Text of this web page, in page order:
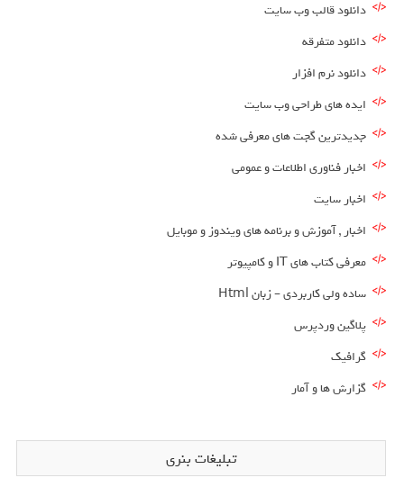
دانلود قالب وب سایت
دانلود متفرقه
دانلود نرم افزار
ایده های طراحی وب سایت
جدیدترین گجت های معرفی شده
اخبار فناوری اطلاعات و عمومی
اخبار سایت
اخبار , آموزش و برنامه های ویندوز و موبایل
معرفی کتاب های IT و کامپیوتر
ساده ولی کاربردی – زبان Html
پلاگین وردپرس
گرافیک
گزارش ها و آمار
تبلیغات بنری